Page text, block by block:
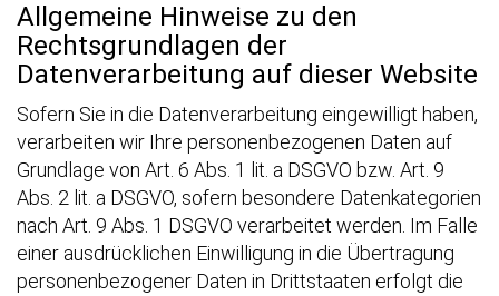
Allgemeine Hinweise zu den
Rechtsgrundlagen der
Datenverarbeitung auf dieser Website
Sofern Sie in die Datenverarbeitung eingewilligt haben,
verarbeiten wir Ihre personenbezogenen Daten auf
Grundlage von Art. 6 Abs. 1 lit. a DSGVO bzw. Art. 9
Abs. 2 lit. a DSGVO, sofern besondere Datenkategorien
nach Art. 9 Abs. 1 DSGVO verarbeitet werden. Im Falle
einer ausdrücklichen Einwilligung in die Übertragung
personenbezogener Daten in Drittstaaten erfolgt die